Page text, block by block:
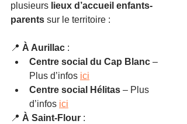
plusieurs lieux d’accueil enfants-
parents sur le territoire :
📍 À Aurillac :
Centre social du Cap Blanc –
Plus d’infos ici
Centre social Hélitas – Plus
d’infos ici
📍 À Saint-Flour :